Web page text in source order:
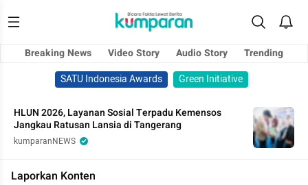
Breaking News Video Story Audio Story
Trending
SATU Indonesia Awards
Green Initiative
HLUN 2026, Layanan Sosial Terpadu Kemensos
Jangkau Ratusan Lansia di Tangerang
kumparanNEWS
Laporkan Konten